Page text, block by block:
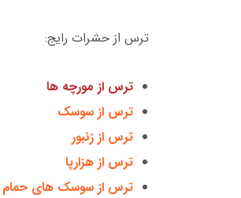
ترس از حشرات رایج:
ترس از مورچه ها
ترس از سوسک
ترس از زنبور
ترس از هزارپا
ترس از سوسک های حمام